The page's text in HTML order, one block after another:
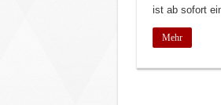
ist ab sofort
Mehr